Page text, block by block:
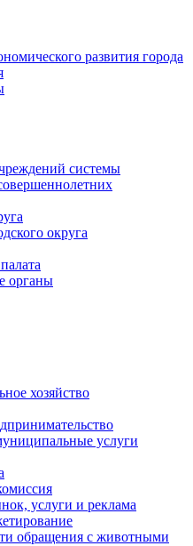
развития города
системы
округа
органы
хозяйство
услуги
услуги и реклама
обращения с животными